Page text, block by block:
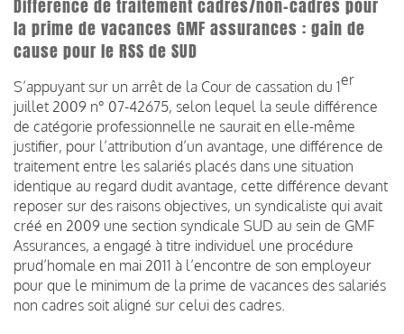
Différence de traitement cadres/non-cadres pour
la prime de vacances GMF assurances : gain de
cause pour le RSS de SUD
S’appuyant sur un arrêt de la Cour de cassation du 1er
juillet 2009 n° 07-42675, selon lequel la seule différence
de catégorie professionnelle ne saurait en elle-même
justifier, pour l’attribution d’un avantage, une différence de
traitement entre les salariés placés dans une situation
identique au regard dudit avantage, cette différence devant
reposer sur des raisons objectives, un syndicaliste qui avait
créé en 2009 une section syndicale SUD au sein de GMF
Assurances, a engagé à titre individuel une procédure
prud’homale en mai 2011 à l’encontre de son employeur
pour que le minimum de la prime de vacances des salariés
non cadres soit aligné sur celui des cadres.